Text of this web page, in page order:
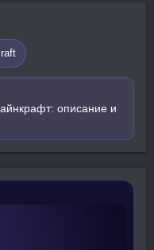
описание и